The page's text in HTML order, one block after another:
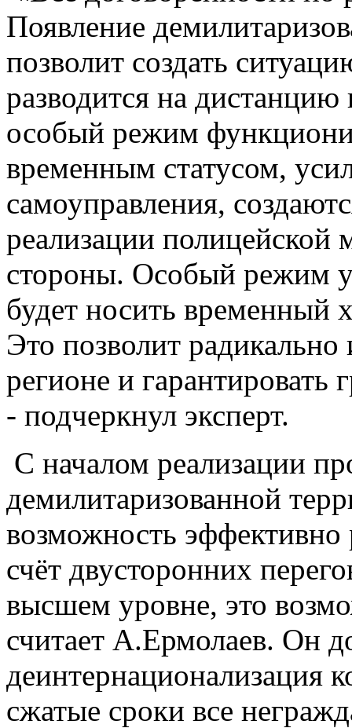
Появление
позволит создать
разводится на дистанцию
особый режим
временным статусом,
самоуправления,
реализации
стороны. Особый режим
будет носить временный
Это позволит
регионе и гарантировать
- подчеркнул эксперт.
С началом реализации
демилитаризованной
возможность
счёт двусторонних
высшем уровне, это
считает А.Ермолаев. Он
деинтернационализация
сжатые сроки все